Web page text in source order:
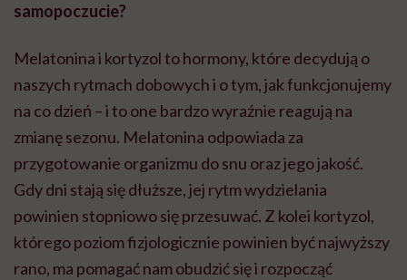
samopoczucie?
Melatonina i kortyzol to hormony, które decydują o
naszych rytmach dobowych i o tym, jak funkcjonujemy
na co dzień – i to one bardzo wyraźnie reagują na
zmianę sezonu. Melatonina odpowiada za
przygotowanie organizmu do snu oraz jego jakość.
Gdy dni stają się dłuższe, jej rytm wydzielania
powinien stopniowo się przesuwać. Z kolei kortyzol,
którego poziom fizjologicznie powinien być najwyższy
rano, ma pomagać nam obudzić się i rozpocząć